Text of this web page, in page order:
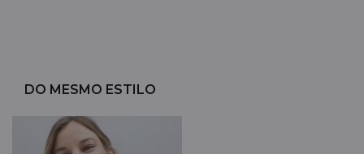
DO MESMO ESTILO